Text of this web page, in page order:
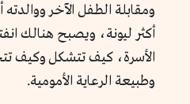
ومقابلة الطفل الآخر
أكثر ليونة، ويصبح هنالك
الأسرة، كيف تتشكل وكيف
وطبيعة الرعاية الأمومية.